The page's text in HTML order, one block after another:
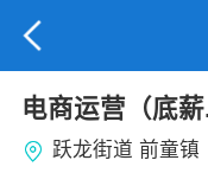
电商运营（底
跃龙街道 前童镇